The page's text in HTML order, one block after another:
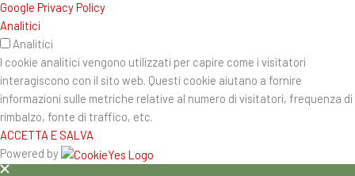
Google Privacy Policy
Analitici
Analitici
I cookie analitici vengono utilizzati per capire come i visitatori
interagiscono con il sito web. Questi cookie aiutano a fornire
informazioni sulle metriche relative al numero di visitatori, frequenza di
rimbalzo, fonte di traffico, etc.
ACCETTA E SALVA
Powered by